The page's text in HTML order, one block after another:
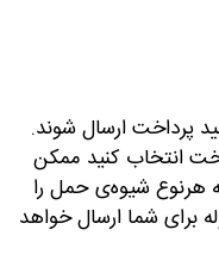
پرداخت ارسال شوند.
انتخاب کنید ممکن
هرنوع شیوه‌ی حمل را
برای شما ارسال خواهد